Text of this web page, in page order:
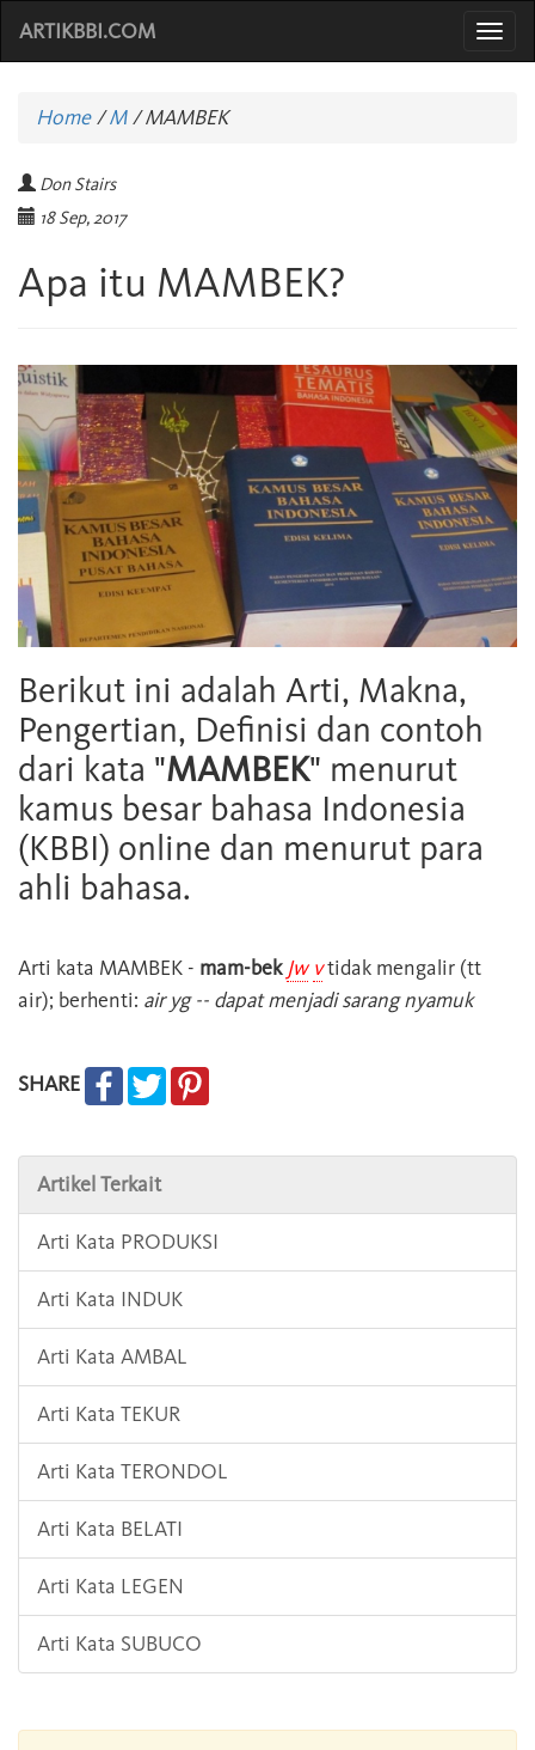
ARTIKBBI.COM
Home/M /MAMBEK
Don Stairs
18 Sep, 2017
Apa itu MAMBEK?
Berikut ini adalah Arti, Makna,
Pengertian, Definisi dan contoh
dari kata "MAMBEK" menurut
kamus besar bahasa Indonesia
(KBBI) online dan menurut para
ahli bahasa.
Arti kata MAMBEK - mam-bek Jw vtidak mengalir (tt
air); berhenti: air yg -- dapat menjadi sarang nyamuk
SHARE
Artikel Terkait
Arti Kata PRODUKSI
Arti Kata INDUK
Arti Kata AMBAL
Arti Kata TEKUR
Arti Kata TERONDOL
Arti Kata BELATI
Arti Kata LEGEN
Arti Kata SUBUCO